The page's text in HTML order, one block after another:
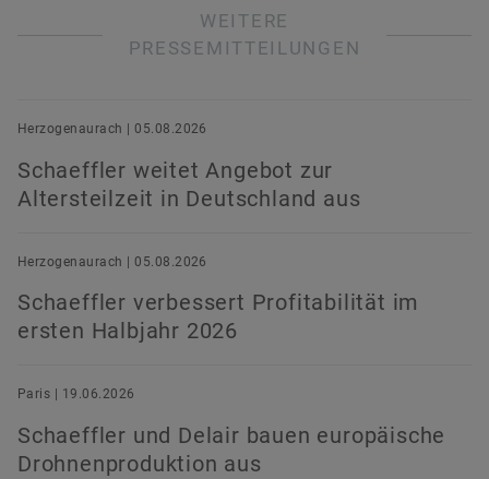
WEITERE
PRESSEMITTEILUNGEN
Herzogenaurach | 05.08.2026
Schaeffler weitet Angebot zur
Altersteilzeit in Deutschland aus
Herzogenaurach | 05.08.2026
Schaeffler verbessert Profitabilität im
ersten Halbjahr 2026
Paris | 19.06.2026
Schaeffler und Delair bauen europäische
Drohnenproduktion aus